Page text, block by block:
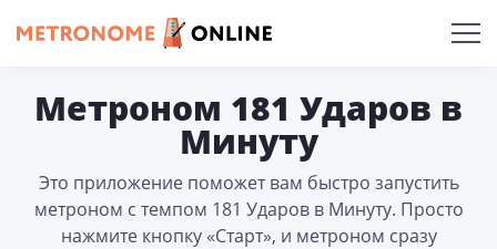
Метроном 181 Ударов в
Минуту
Это приложение поможет вам быстро запустить
метроном с темпом 181 Ударов в Минуту. Просто
нажмите кнопку «Старт», и метроном сразу